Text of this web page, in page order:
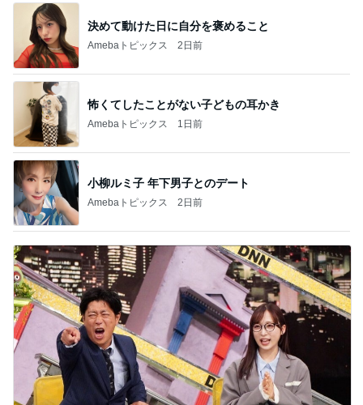
決めて動けた日に自分を褒めること
Amebaトピックス 2日前
怖くてしたことがない子どもの耳かき
Amebaトピックス 1日前
小柳ルミ子 年下男子とのデート
Amebaトピックス 2日前